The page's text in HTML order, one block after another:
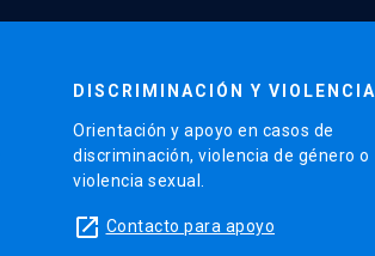
DISCRIMINACIÓN Y VIOLENCIA
Orientación y apoyo en casos de
discriminación, violencia de género o
violencia sexual.
launch Contacto para apoyo